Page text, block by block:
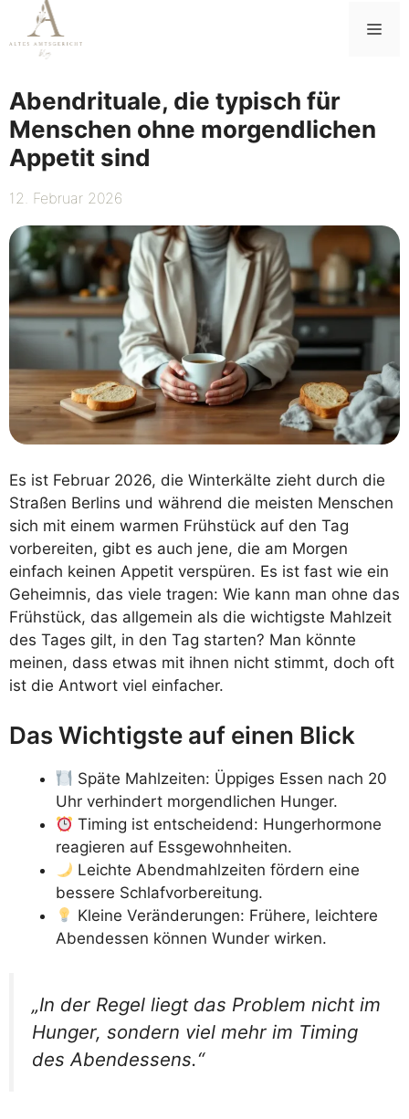
Inhalt
springen
Abendrituale, die typisch für
Menschen ohne morgendlichen
Appetit sind
12. Februar 2026
Es ist Februar 2026, die Winterkälte zieht durch die
Straßen Berlins und während die meisten Menschen
sich mit einem warmen Frühstück auf den Tag
vorbereiten, gibt es auch jene, die am Morgen
einfach keinen Appetit verspüren. Es ist fast wie ein
Geheimnis, das viele tragen: Wie kann man ohne das
Frühstück, das allgemein als die wichtigste Mahlzeit
des Tages gilt, in den Tag starten? Man könnte
meinen, dass etwas mit ihnen nicht stimmt, doch oft
ist die Antwort viel einfacher.
Das Wichtigste auf einen Blick
Späte Mahlzeiten: Üppiges Essen nach 20
Uhr verhindert morgendlichen Hunger.
Timing ist entscheidend: Hungerhormone
reagieren auf Essgewohnheiten.
Leichte Abendmahlzeiten fördern eine
bessere Schlafvorbereitung.
Kleine Veränderungen: Frühere, leichtere
Abendessen können Wunder wirken.
„In der Regel liegt das Problem nicht im
Hunger, sondern viel mehr im Timing
des Abendessens.“